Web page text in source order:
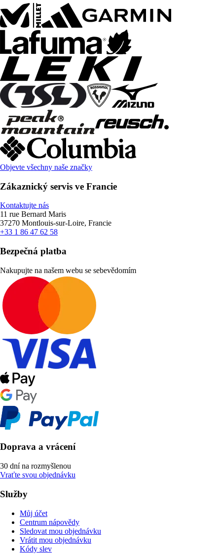
Objevte všechny naše značky
Zákaznický servis ve Francie
Kontaktujte nás
11 rue Bernard Maris
37270 Montlouis-sur-Loire, Francie
+33 1 86 47 62 58
Bezpečná platba
Nakupujte na našem webu se sebevědomím
Doprava a vrácení
30 dní na rozmyšlenou
Vraťte svou objednávku
Služby
Můj účet
Centrum nápovědy
Sledovat mou objednávku
Vrátit mou objednávku
Kódy slev